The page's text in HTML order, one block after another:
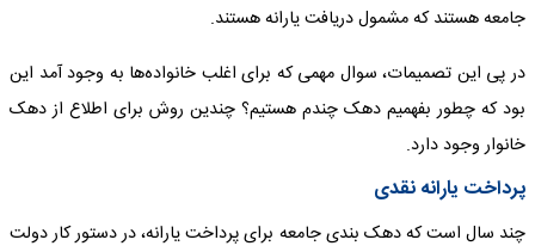
جامعه هستند که مشمول دریافت یارانه هستند.
در پی این تصمیمات، سوال مهمی که برای اغلب خانواده‌ها به وجود آمد این
بود که چطور بفهمیم دهک چندم هستیم؟ چندین روش برای اطلاع از دهک
خانوار وجود دارد.
پرداخت یارانه نقدی
چند سال است که دهک بندی جامعه برای پرداخت یارانه، در دستور کار دولت